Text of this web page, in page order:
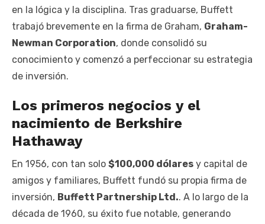
en la lógica y la disciplina. Tras graduarse, Buffett
trabajó brevemente en la firma de Graham, Graham-
Newman Corporation, donde consolidó su
conocimiento y comenzó a perfeccionar su estrategia
de inversión.
Los primeros negocios y el
nacimiento de Berkshire
Hathaway
En 1956, con tan solo $100,000 dólares y capital de
amigos y familiares, Buffett fundó su propia firma de
inversión, Buffett Partnership Ltd.. A lo largo de la
década de 1960, su éxito fue notable, generando